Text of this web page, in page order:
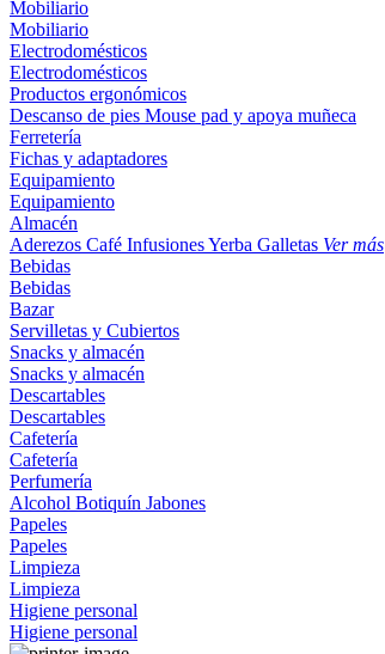
Mobiliario
Mobiliario
Electrodomésticos
Electrodomésticos
Productos ergonómicos
Descanso de pies Mouse pad y apoya muñeca
Ferretería
Fichas y adaptadores
Equipamiento
Equipamiento
Almacén
Aderezos Café InfusionesYerba Galletas Ver más
Bebidas
Bebidas
Bazar
Servilletas y Cubiertos
Snacks y almacén
Snacks y almacén
Descartables
Descartables
Cafetería
Cafetería
Perfumería
Alcohol Botiquín Jabones
Papeles
Papeles
Limpieza
Limpieza
Higiene personal
Higiene personal